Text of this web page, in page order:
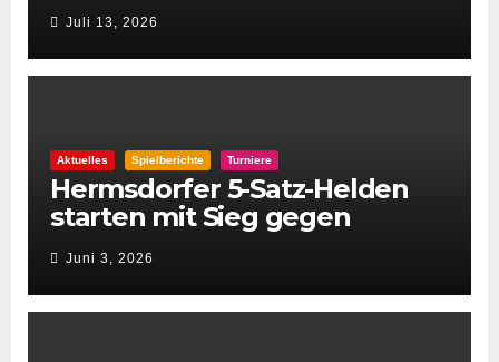
Juli 13, 2026
Aktuelles Spielberichte Turniere
Hermsdorfer 5-Satz-Helden
starten mit Sieg gegen
Spintastics in den STC 2026
Juni 3, 2026